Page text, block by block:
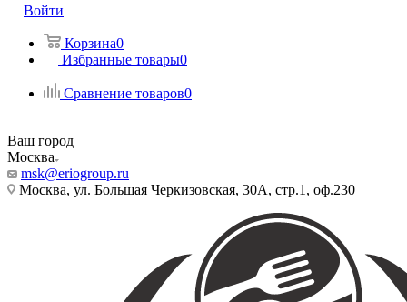
Войти
Корзина0
Избранные товары0
Сравнение товаров0
Ваш город
Москва
msk@eriogroup.ru
Москва, ул. Большая Черкизовская, 30А, стр.1, оф.230